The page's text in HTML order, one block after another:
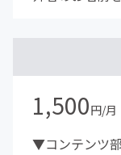
1,500円/月
▼コンテンツ